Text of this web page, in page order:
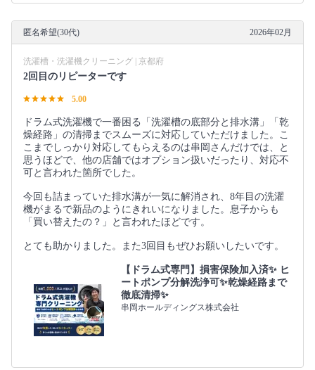
匿名希望(30代) 2026年02月
洗濯槽・洗濯機クリーニング | 京都府
2回目のリピーターです
5.00
ドラム式洗濯機で一番困る「洗濯槽の底部分と排水溝」「乾
燥経路」の清掃までスムーズに対応していただけました。こ
こまでしっかり対応してもらえるのは串岡さんだけでは、と
思うほどで、他の店舗ではオプション扱いだったり、対応不
可と言われた箇所でした。
今回も詰まっていた排水溝が一気に解消され、8年目の洗濯
機がまるで新品のようにきれいになりました。息子からも
「買い替えたの？」と言われたほどです。
とても助かりました。また3回目もぜひお願いしたいです。
【ドラム式専門】損害保険加入済✨ ヒ
ートポンプ分解洗浄可✨乾燥経路まで
徹底清掃✨
串岡ホールディングス株式会社